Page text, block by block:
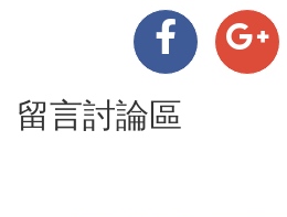
留言討論區